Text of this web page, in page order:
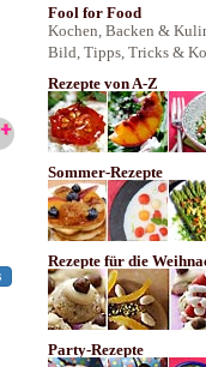
Fool for Food
Kochen, Backen &
Bild, Tipps, Tricks &
Rezepte von A-Z
Sommer-Rezepte
Rezepte für die
Party-Rezepte